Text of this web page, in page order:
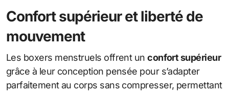
Confort supérieur et liberté de
mouvement
Les boxers menstruels offrent unconfort supérieur
grâce à leur conception pensée pour s’adapter
parfaitement au corps sans compresser, permettant